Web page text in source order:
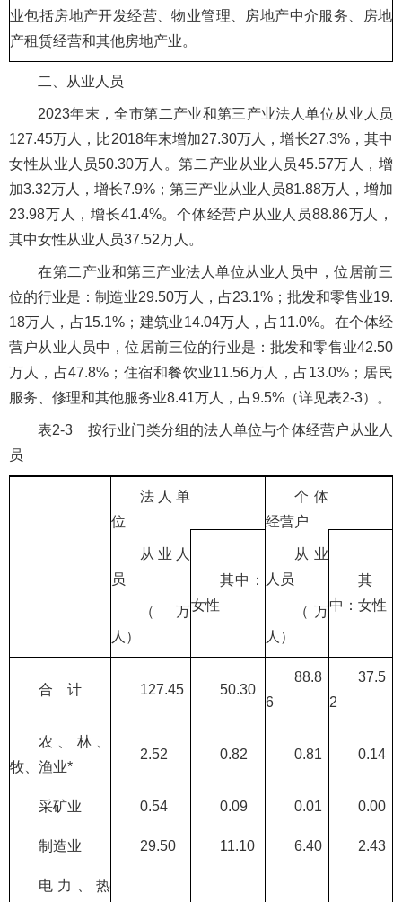
业包括房地产开发经营、物业管理、房地产中介服务、房地
产租赁经营和其他房地产业。
二、从业人员
2023年末，全市第二产业和第三产业法人单位从业人员
127.45万人，比2018年末增加27.30万人，增长27.3%，其中
女性从业人员50.30万人。第二产业从业人员45.57万人，增
加3.32万人，增长7.9%；第三产业从业人员81.88万人，增加
23.98万人，增长41.4%。个体经营户从业人员88.86万人，
其中女性从业人员37.52万人。
在第二产业和第三产业法人单位从业人员中，位居前三
位的行业是：制造业29.50万人，占23.1%；批发和零售业19.
18万人，占15.1%；建筑业14.04万人，占11.0%。在个体经
营户从业人员中，位居前三位的行业是：批发和零售业42.50
万人，占47.8%；住宿和餐饮业11.56万人，占13.0%；居民
服务、修理和其他服务业8.41万人，占9.5%（详见表2-3）。
表2-3 按行业门类分组的法人单位与个体经营户从业人
员
法人单
位
从业人
员
（万
人）
个体
经营户
从业
人员
（万
人）
其中：
女性
其
中：女性
合 计 127.45 50.30
88.8
6
37.5
2
农、林、
牧、渔业*
2.52 0.82 0.81 0.14
采矿业 0.54 0.09 0.01 0.00
制造业 29.50 11.10 6.40 2.43
电力、热